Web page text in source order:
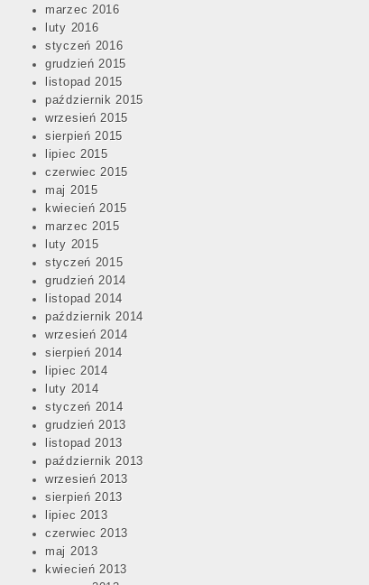
marzec 2016
luty 2016
styczeń 2016
grudzień 2015
listopad 2015
październik 2015
wrzesień 2015
sierpień 2015
lipiec 2015
czerwiec 2015
maj 2015
kwiecień 2015
marzec 2015
luty 2015
styczeń 2015
grudzień 2014
listopad 2014
październik 2014
wrzesień 2014
sierpień 2014
lipiec 2014
luty 2014
styczeń 2014
grudzień 2013
listopad 2013
październik 2013
wrzesień 2013
sierpień 2013
lipiec 2013
czerwiec 2013
maj 2013
kwiecień 2013